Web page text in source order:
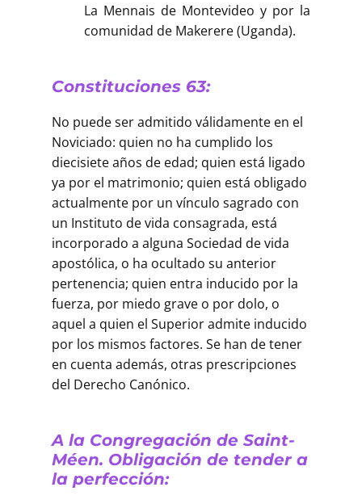
La Mennais de Montevideo y por la
comunidad de Makerere (Uganda).
Constituciones 63:
No puede ser admitido válidamente en el
Noviciado: quien no ha cumplido los
diecisiete años de edad; quien está ligado
ya por el matrimonio; quien está obligado
actualmente por un vínculo sagrado con
un Instituto de vida consagrada, está
incorporado a alguna Sociedad de vida
apostólica, o ha ocultado su anterior
pertenencia; quien entra inducido por la
fuerza, por miedo grave o por dolo, o
aquel a quien el Superior admite inducido
por los mismos factores. Se han de tener
en cuenta además, otras prescripciones
del Derecho Canónico.
A la Congregación de Saint-
Méen. Obligación de tender a
la perfección: